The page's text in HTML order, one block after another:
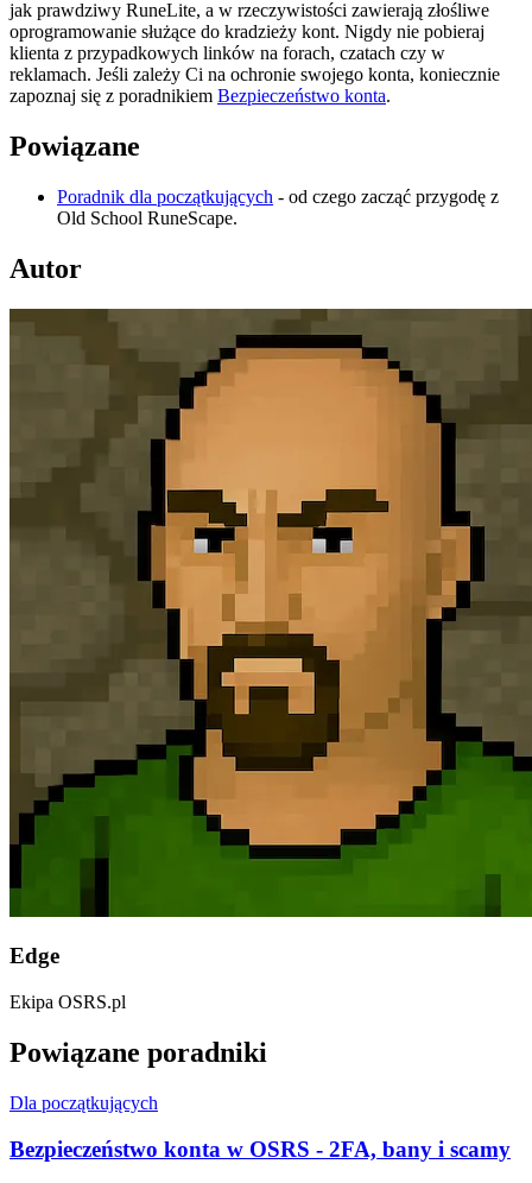
jak prawdziwy RuneLite, a w rzeczywistości zawierają złośliwe
oprogramowanie służące do kradzieży kont. Nigdy nie pobieraj
klienta z przypadkowych linków na forach, czatach czy w
reklamach. Jeśli zależy Ci na ochronie swojego konta, koniecznie
zapoznaj się z poradnikiem Bezpieczeństwo konta.
Powiązane
Poradnik dla początkujących - od czego zacząć przygodę z
Old School RuneScape.
Autor
Edge
Ekipa OSRS.pl
Powiązane poradniki
Dla początkujących
Bezpieczeństwo konta w OSRS - 2FA, bany i scamy